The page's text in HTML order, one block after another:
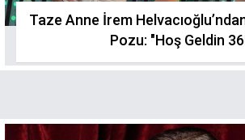
Taze Anne İrem
Pozu: "Hoş Geldin